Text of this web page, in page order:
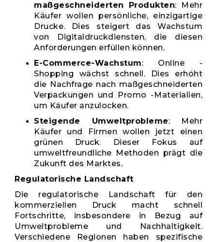
maßgeschneiderten Produkten: Mehr
Käufer wollen persönliche, einzigartige
Drucke. Dies steigert das Wachstum
von Digitaldruckdiensten, die diesen
Anforderungen erfüllen können.
E-Commerce-Wachstum: Online -
Shopping wächst schnell. Dies erhöht
die Nachfrage nach maßgeschneiderten
Verpackungen und Promo -Materialien,
um Käufer anzulocken.
Steigende Umweltprobleme: Mehr
Käufer und Firmen wollen jetzt einen
grünen Druck. Dieser Fokus auf
umweltfreundliche Methoden prägt die
Zukunft des Marktes.
Regulatorische Landschaft
Die regulatorische Landschaft für den
kommerziellen Druck macht schnell
Fortschritte, insbesondere in Bezug auf
Umweltprobleme und Nachhaltigkeit.
Verschiedene Regionen haben spezifische